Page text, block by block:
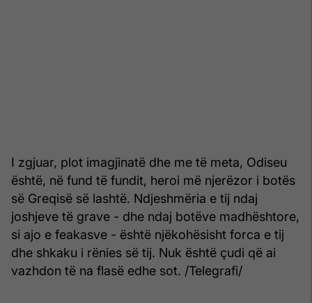
I zgjuar, plot imagjinatë dhe me të meta, Odiseu
është, në fund të fundit, heroi më njerëzor i botës
së Greqisë së lashtë. Ndjeshmëria e tij ndaj
joshjeve të grave - dhe ndaj botëve madhështore,
si ajo e feakasve - është njëkohësisht forca e tij
dhe shkaku i rënies së tij. Nuk është çudi që ai
vazhdon të na flasë edhe sot. /Telegrafi/